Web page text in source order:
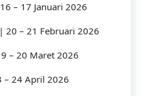
– 17 Januari 2026
20 – 21 Februari 2026
– 20 Maret 2026
24 April 2026